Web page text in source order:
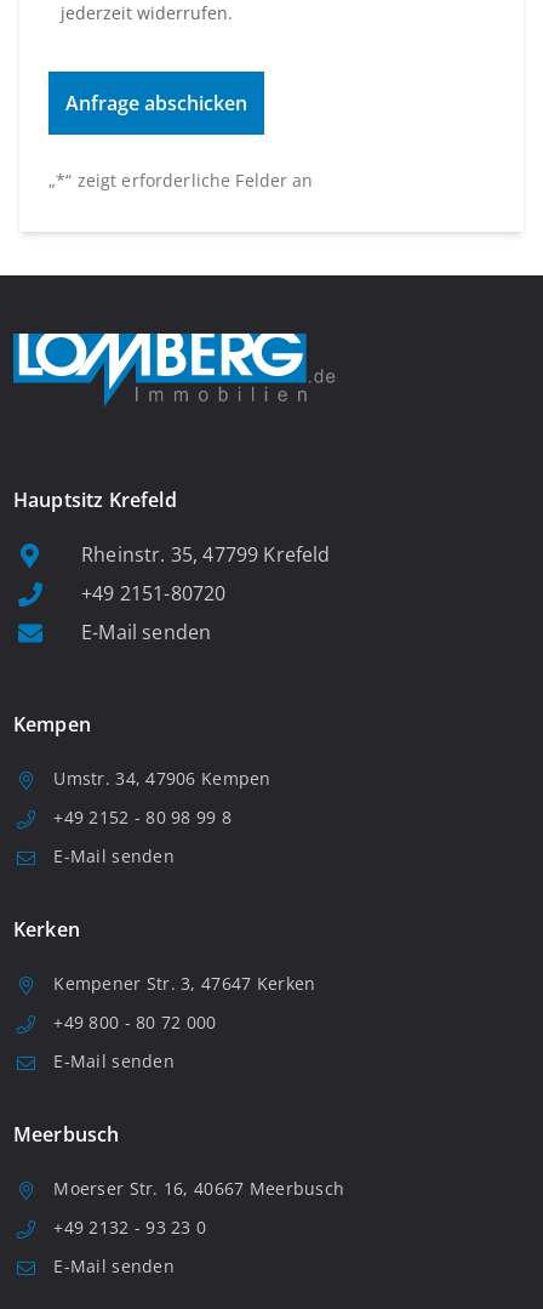
„*“ zeigt erforderliche Felder an
jederzeit widerrufen.
Hauptsitz Krefeld
Rheinstr. 35, 47799 Krefeld
+49 2151-80720
E-Mail senden
Kempen
Umstr. 34, 47906 Kempen
+49 2152 - 80 98 99 8
E-Mail senden
Kerken
Kempener Str. 3, 47647 Kerken
+49 800 - 80 72 000
E-Mail senden
Meerbusch
Moerser Str. 16, 40667 Meerbusch
+49 2132 - 93 23 0
E-Mail senden